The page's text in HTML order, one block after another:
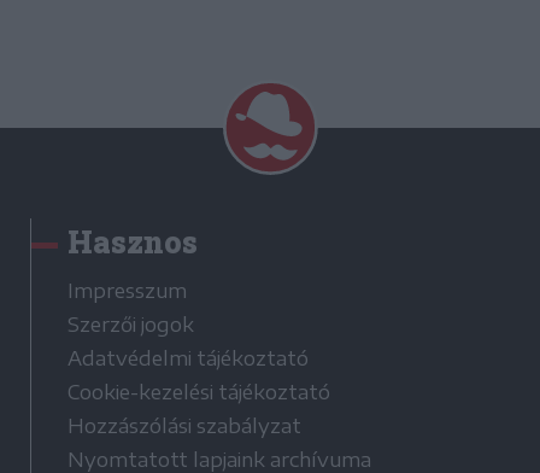
Hasznos
Impresszum
Szerzői jogok
Adatvédelmi tájékoztató
Cookie-kezelési tájékoztató
Hozzászólási szabályzat
Nyomtatott lapjaink archívuma